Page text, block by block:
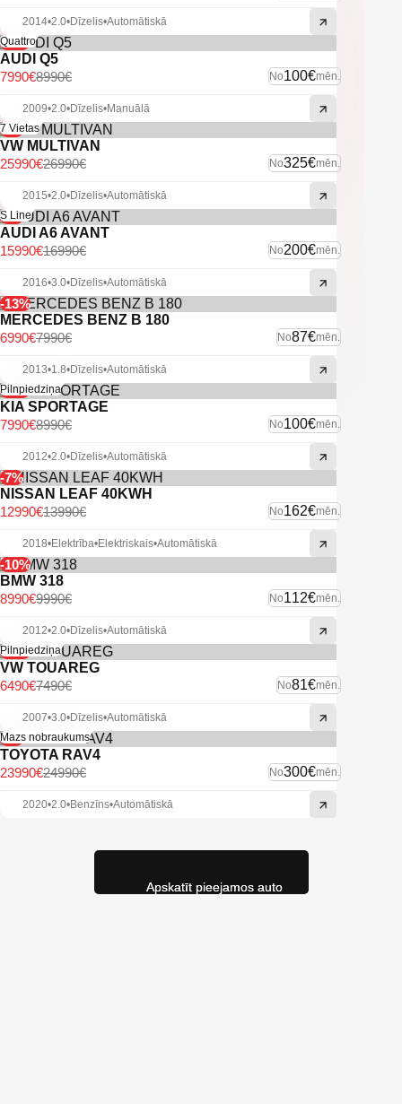
2014•2.0•Dīzelis•Automātiskā
-11%
Quattro
AUDI Q5
No100€mēn.
8990€
7990€
2009•2.0•Dīzelis•Manuālā
-4%
7 Vietas
VW MULTIVAN
No325€mēn.
26990€
25990€
2015•2.0•Dīzelis•Automātiskā
-6%
S Line
AUDI A6 AVANT
No200€mēn.
16990€
15990€
2016•3.0•Dīzelis•Automātiskā
-13%
MERCEDES BENZ B 180
No87€mēn.
7990€
6990€
2013•1.8•Dīzelis•Automātiskā
-11%
Pilnpiedziņa
KIA SPORTAGE
No100€mēn.
8990€
7990€
2012•2.0•Dīzelis•Automātiskā
-7%
NISSAN LEAF 40KWH
No162€mēn.
13990€
12990€
2018•Elektrība•Elektriskais•Automātiskā
-10%
BMW 318
No112€mēn.
9990€
8990€
2012•2.0•Dīzelis•Automātiskā
-13%
Pilnpiedziņa
VW TOUAREG
No81€mēn.
7490€
6490€
2007•3.0•Dīzelis•Automātiskā
-4%
Mazs nobraukums
TOYOTA RAV4
No300€mēn.
24990€
23990€
2020•2.0•Benzīns•Automātiskā